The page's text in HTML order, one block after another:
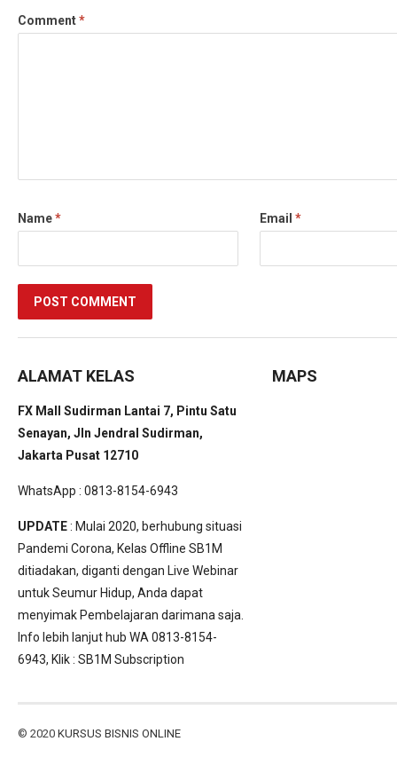
Comment*
Name* Email *
ALAMAT KELAS
FX Mall Sudirman Lantai 7, Pintu Satu
Senayan, Jln Jendral Sudirman,
Jakarta Pusat 12710
WhatsApp : 0813-8154-6943
UPDATE: Mulai 2020, berhubung situasi
Pandemi Corona, Kelas Offline SB1M
ditiadakan, diganti dengan Live Webinar
untuk Seumur Hidup, Anda dapat
menyimak Pembelajaran darimana saja.
Info lebih lanjut hub WA 0813-8154-
6943, Klik : SB1M Subscription
MAPS
© 2020 KURSUS BISNIS ONLINE